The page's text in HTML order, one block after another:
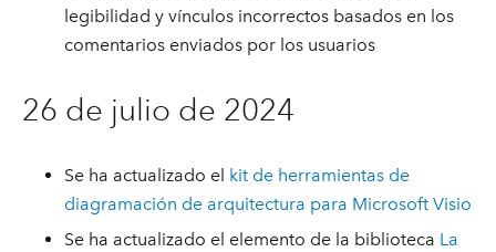
legibilidad y vínculos incorrectos basados en los
comentarios enviados por los usuarios
26 de julio de 2024
Se ha actualizado el kit de herramientas de
diagramación de arquitectura para Microsoft Visio
Se ha actualizado el elemento de la biblioteca La